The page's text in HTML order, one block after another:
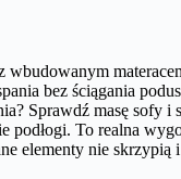
wbudowanym
bez ściągania
Sprawdź masę sofy i
podłogi. To realna
elementy nie skrzypią